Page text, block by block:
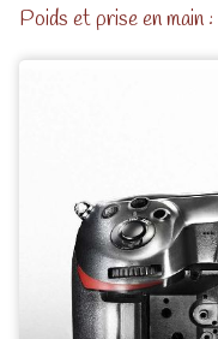
Poids et prise en main :